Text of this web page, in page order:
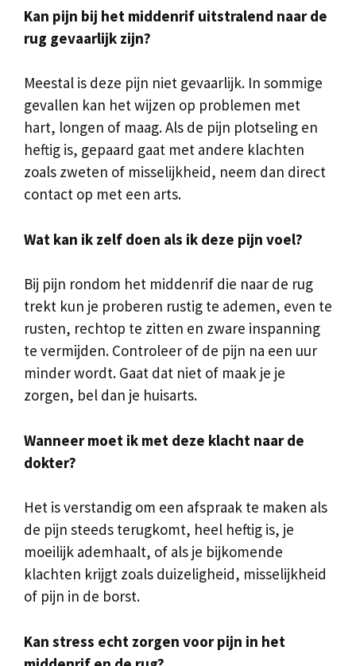
Kan pijn bij het middenrif uitstralend naar de
rug gevaarlijk zijn?
Meestal is deze pijn niet gevaarlijk. In sommige
gevallen kan het wijzen op problemen met
hart, longen of maag. Als de pijn plotseling en
heftig is, gepaard gaat met andere klachten
zoals zweten of misselijkheid, neem dan direct
contact op met een arts.
Wat kan ik zelf doen als ik deze pijn voel?
Bij pijn rondom het middenrif die naar de rug
trekt kun je proberen rustig te ademen, even te
rusten, rechtop te zitten en zware inspanning
te vermijden. Controleer of de pijn na een uur
minder wordt. Gaat dat niet of maak je je
zorgen, bel dan je huisarts.
Wanneer moet ik met deze klacht naar de
dokter?
Het is verstandig om een afspraak te maken als
de pijn steeds terugkomt, heel heftig is, je
moeilijk ademhaalt, of als je bijkomende
klachten krijgt zoals duizeligheid, misselijkheid
of pijn in de borst.
Kan stress echt zorgen voor pijn in het